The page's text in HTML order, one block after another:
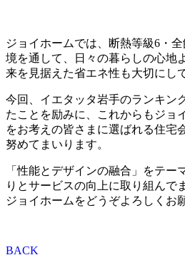
ジョイホームでは、断熱等級6・
境を通して、日々の暮らしの心地
来を見据えた省エネ性も大切にし
今回、イエタッタ岩手のランキン
たことを励みに、これからもジョ
をお考えの皆さまに選ばれる住宅
努めてまいります。
「性能とデザインの融合」をテー
りとサービスの向上に取り組んで
ジョイホームをどうぞよろしくお
BACK